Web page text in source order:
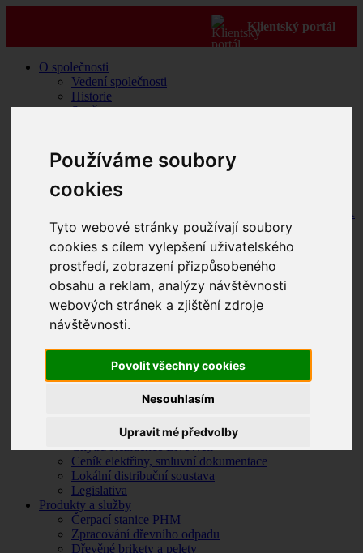
Používáme soubory
cookies
Tyto webové stránky používají soubory
cookies s cílem vylepšení uživatelského
prostředí, zobrazení přizpůsobeného
obsahu a reklam, analýzy návštěvnosti
webových stránek a zjištění zdroje
návštěvnosti.
Povolit všechny cookies
Nesouhlasím
Upravit mé předvolby
Klientský portál
O společnosti
Vedení společnosti
Historie
Současnost
Compliance
Etické kodexy
Etický kodex pro zaměstnance skupiny
ENETIQA
Etický kodex pro dodavatele skupiny ENETIQA
Whistleblowing
Zpracování osobních údajů
Zodpovědná energie
Politika ESG
Kariéra
Akce pro zákazníky
Pravidla používání webových stránek společnosti
IROMEZ s.r.o.
Výroba a dodávky tepla
Ceník tepelné energie, smluvní dokumentace
Legislativa v energetice
Ceník elektřiny, smluvní dokumentace
Lokální distribuční soustava
Legislativa
Produkty a služby
Čerpací stanice PHM
Zpracování dřevního odpadu
Dřevěné brikety a pelety